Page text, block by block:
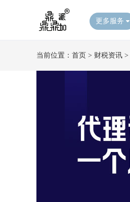
更多服务
当前位置： 首页 > 财税资讯 >